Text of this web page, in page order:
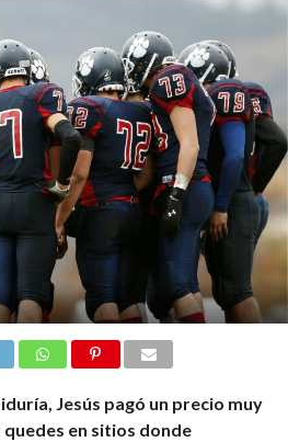
Jesús pagó un precio muy
en sitios donde